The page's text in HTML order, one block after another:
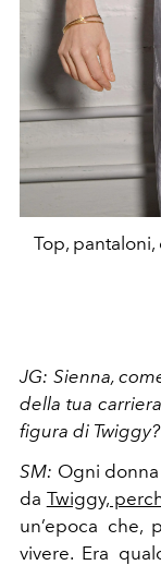
Top, pantaloni,
JG: Sienna,
della tua
figura di Twiggy?
SM: Ogni
da Twiggy,
un’epoca
vivere. Era